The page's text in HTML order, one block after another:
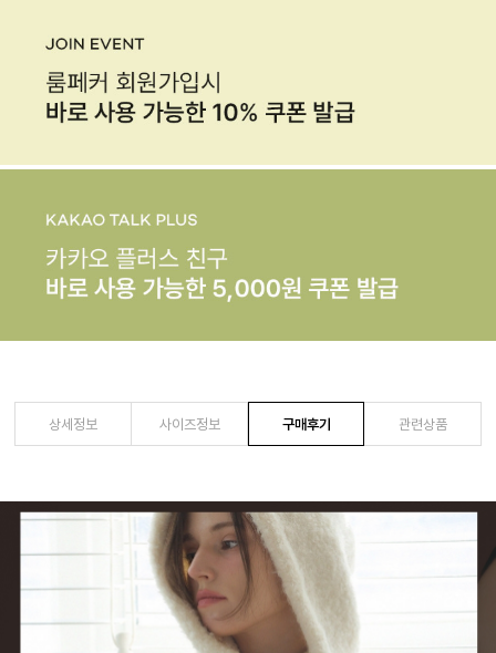
상세정보 사이즈정보 구매후기 관련상품